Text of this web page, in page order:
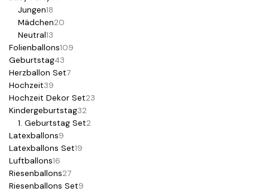
Jungen18
Mädchen20
Neutral13
Folienballons109
Geburtstag43
Herzballon Set7
Hochzeit39
Hochzeit Dekor Set23
Kindergeburtstag32
1. Geburtstag Set2
Latexballons9
Latexballons Set19
Luftballons16
Riesenballons27
Riesenballons Set9